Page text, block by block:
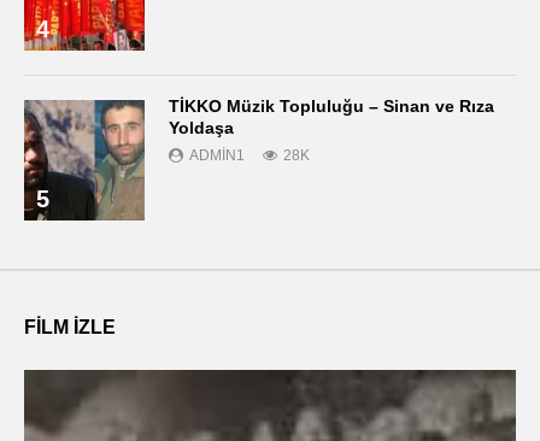
4
5
TİKKO Müzik Topluluğu – Sinan ve Rıza
Yoldaşa
ADMIN1 28K
FILM IZLE